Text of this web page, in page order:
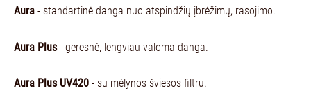
Aura - standartinė danga nuo atspindžių įbrėžimų, rasojimo.
Aura Plus- geresnė, lengviau valoma danga.
Aura Plus UV420 - su mėlynos šviesos filtru.